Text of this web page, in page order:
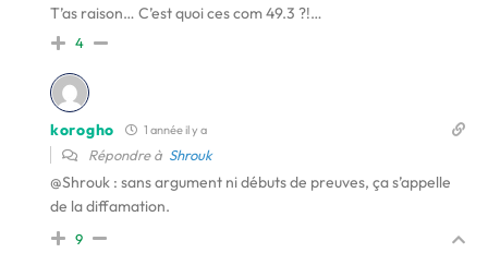
T’as raison… C’est quoi ces com 49.3 ?!…
4
korogho 1 année il y a
Répondre à Shrouk
@Shrouk : sans argument ni débuts de preuves, ça s’appelle
de la diffamation.
9